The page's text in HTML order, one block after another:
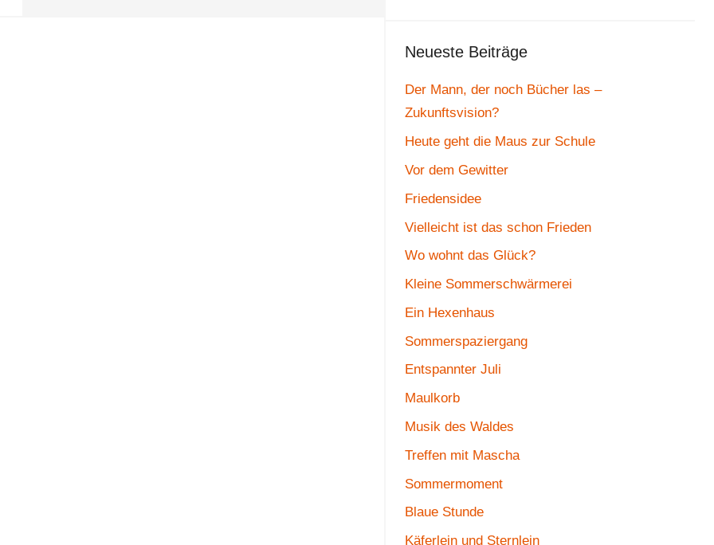
Neueste Beiträge
Der Mann, der noch Bücher las –
Zukunftsvision?
Heute geht die Maus zur Schule
Vor dem Gewitter
Friedensidee
Vielleicht ist das schon Frieden
Wo wohnt das Glück?
Kleine Sommerschwärmerei
Ein Hexenhaus
Sommerspaziergang
Entspannter Juli
Maulkorb
Musik des Waldes
Treffen mit Mascha
Sommermoment
Blaue Stunde
Käferlein und Sternlein